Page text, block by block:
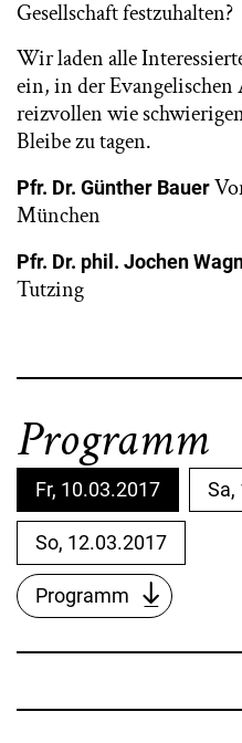
Gesellschaft festzuhalten?
Wir laden alle
ein, in der
reizvollen wie
Bleibe zu tagen.
Pfr. Dr. Günther Bauer
München
Pfr. Dr. phil. Jochen
Tutzing
Programm
Fr, 10.03.2017 Sa,
So, 12.03.2017
Programm